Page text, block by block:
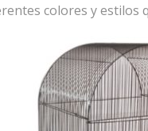
colores y estilos